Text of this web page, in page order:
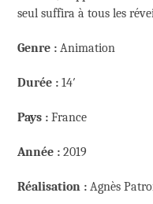
seul suffira à tous les
Genre : Animation
Durée : 14′
Pays : France
Année : 2019
Réalisation : Agnès